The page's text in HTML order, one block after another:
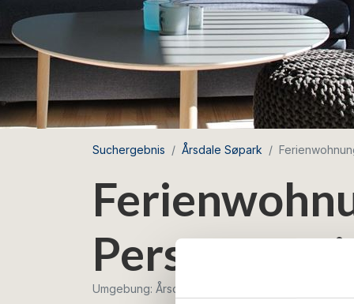
Suchergebnis Årsdale Søpark
Personen
Umgebung: Årsdale